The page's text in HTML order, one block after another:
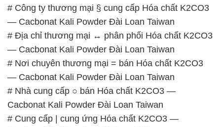
# Công ty thương mại § cung cấp Hóa chất K2CO3
— Cacbonat Kali Powder Đài Loan Taiwan
# Địa chỉ thương mại ↔ phân phối Hóa chất K2CO3
— Cacbonat Kali Powder Đài Loan Taiwan
# Nơi chuyên thương mại = bán Hóa chất K2CO3
— Cacbonat Kali Powder Đài Loan Taiwan
# Nhà cung cấp ○ bán Hóa chất K2CO3 —
Cacbonat Kali Powder Đài Loan Taiwan
# Cung cấp | cung ứng Hóa chất K2CO3 —